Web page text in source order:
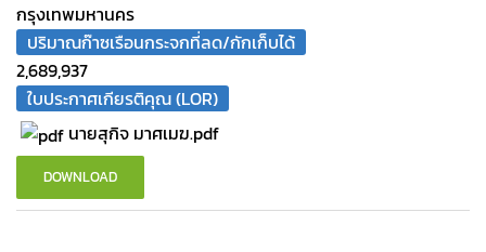
กรุงเทพมหานคร
ปริมาณก๊าซเรือนกระจกที่ลด/กักเก็บได้
2,689,937
ใบประกาศเกียรติคุณ (LOR)
นายสุกิจ มาศเมฆ.pdf
DOWNLOAD